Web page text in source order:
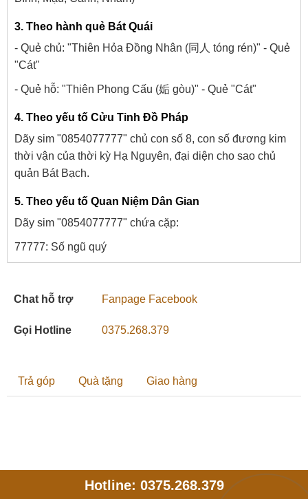
3. Theo hành quẻ Bát Quái
- Quẻ chủ: "Thiên Hỏa Đồng Nhân (同人 tóng rén)" - Quẻ
"Cát"
- Quẻ hỗ: "Thiên Phong Cấu (姤 gòu)" - Quẻ "Cát"
4. Theo yếu tố Cửu Tinh Đồ Pháp
Dãy sim "0854077777" chủ con số 8, con số đương kim
thời vận của thời kỳ Hạ Nguyên, đại diện cho sao chủ
quản Bát Bạch.
5. Theo yếu tố Quan Niệm Dân Gian
Dãy sim "0854077777" chứa cặp:
77777: Số ngũ quý
Chat hỗ trợ Fanpage Facebook
Gọi Hotline 0375.268.379
Trả góp Quà tặng Giao hàng
Hotline: 0375.268.379